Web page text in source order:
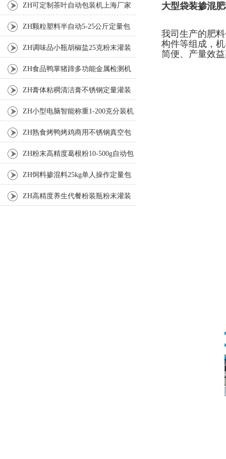
大型袋装掺混
我司生产的肥
构件等组成，
简便、产量效
ZH可定制茶叶自动包装机上海厂家
ZH颗粒塑料半自动5-25公斤定量包
装机 ZH调味品小瓶胡椒盐25克粉末灌装
ZH食品鸭掌猪蹄多功能金属检测机
ZH膏体粘稠清洁膏不锈钢定量灌装
机厂家 ZH小型电脑智能称重1-200克分装机
ZH熟食烤鸭烤鸡商用不锈钢真空包
装机 ZH粉末高精度葛根粉10-500g自动包
装机 ZH饲料掺混料25kg单人操作定量包
装机 ZH高精度养生代餐粉装瓶粉末灌装